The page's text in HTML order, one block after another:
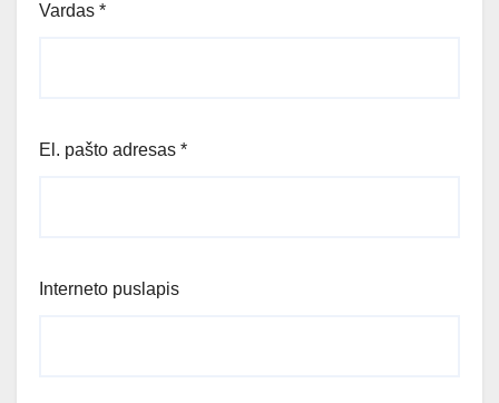
Vardas *
El. pašto adresas *
Interneto puslapis